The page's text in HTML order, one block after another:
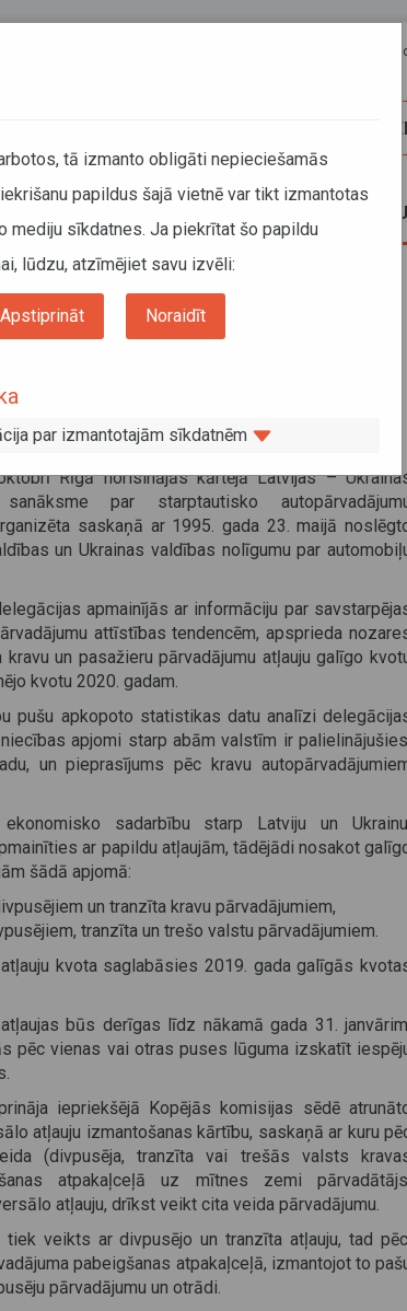
Lapas
komisijas sanāksme
Rīgā norisinājās kārtējā Latvijas –
par starptautisko
saskaņā ar 1995. gada 23. maijā
un Ukrainas valdības nolīgumu par
apmainījās ar informāciju par
attīstības tendencēm, apsprieda
un pasažieru pārvadājumu atļauju galīgo
kvotu 2020. gadam.
pušu apkopoto statistikas datu analīzi
apjomi starp abām valstīm ir
un pieprasījums pēc kravu
sadarbību starp Latviju un
ar papildu atļaujām, tādējādi nosakot
šādā apjomā:
un tranzīta kravu pārvadājumiem,
tranzīta un trešo valstu pārvadājumiem.
kvota saglabāsies 2019. gada galīgās
būs derīgas līdz nākamā gada 31.
pēc vienas vai otras puses lūguma izskatīt
iepriekšējā Kopējās komisijas sēdē
atļauju izmantošanas kārtību, saskaņā ar kuru
(divpusēja, tranzīta vai trešās valsts
atpakaļceļā uz mītnes zemi
atļauju, drīkst veikt cita veida pārvadājumu.
tiek veikts ar divpusējo un tranzīta atļauju, tad
pabeigšanas atpakaļceļā, izmantojot to
pārvadājumu un otrādi.
tā izmanto obligāti nepieciešamās
papildus šajā vietnē var tikt izmantotas
mediju sīkdatnes. Ja piekrītat šo papildu
lūdzu, atzīmējiet savu izvēli:
Apstiprināt Noraidīt
par izmantotajām sīkdatnēm